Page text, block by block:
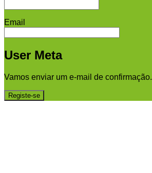
Email
User Meta
Vamos enviar um e-mail de confirmação.